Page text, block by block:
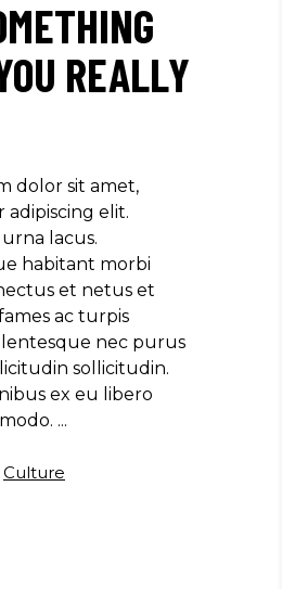
REALLY
dolor sit amet,
elit.
lacus.
habitant morbi
et netus et
ac turpis
nec purus
sollicitudin.
ex eu libero
Culture